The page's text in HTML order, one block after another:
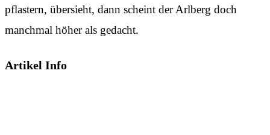
pflastern, übersieht, dann scheint der Arlberg doch
manchmal höher als gedacht.
Artikel Info